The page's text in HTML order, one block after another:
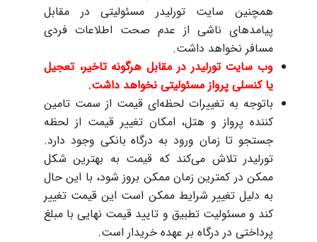
همچنین سایت تورلیدر مسئولیتی در مقابل
پیامدهای ناشی از عدم صحت اطلاعات فردی
مسافر نخواهد داشت.
وب سایت تورلیدر در مقابل هرگونه تاخیر،‌ تعجیل
یا کنسلی پرواز مسئولیتی نخواهد داشت.
باتوجه به تغییرات لحظه‌ای قیمت از سمت تامین
کننده پرواز و هتل، امکان تغییر قیمت از لحظه
جستجو تا زمان ورود به درگاه بانکی وجود دارد.
تورلیدر تلاش می‌کند که قیمت به بهترین شکل
ممکن در کمترین زمان ممکن بروز شود، با این حال
به دلیل تغییر شرایط ممکن است این قیمت تغییر
کند و مسئولیت تطبیق و تایید قیمت نهایی با مبلغ
پرداختی در درگاه بر عهده خریدار است.